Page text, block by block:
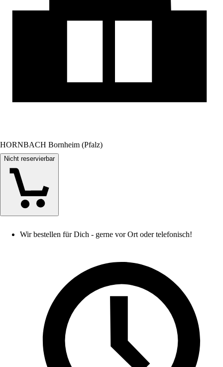
HORNBACH Bornheim (Pfalz)
Nicht reservierbar
Wir bestellen für Dich - gerne vor Ort oder telefonisch!